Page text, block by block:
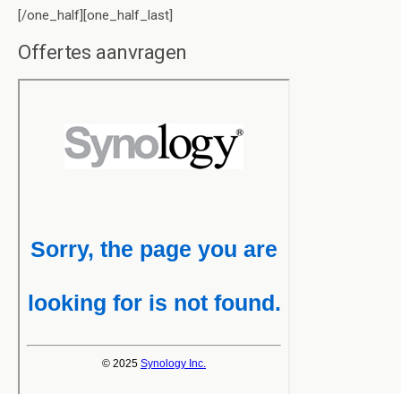
[/one_half][one_half_last]
Offertes aanvragen